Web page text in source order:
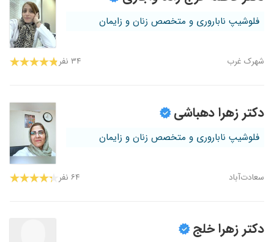
فلوشیپ ناباروری و متخصص زنان و زایمان
شهرک غرب ۳۴ نفر
دکتر زهرا دهباشی
فلوشیپ ناباروری و متخصص زنان و زایمان
سعادت‌آباد ۶۴ نفر
دکتر زهرا خلج